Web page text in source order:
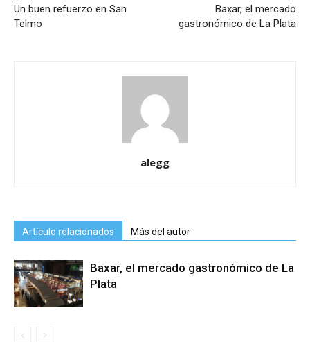
Un buen refuerzo en San
Telmo
Baxar, el mercado
gastronómico de La Plata
alegg
Artículo relacionados Más del autor
Baxar, el mercado gastronómico de La
Plata